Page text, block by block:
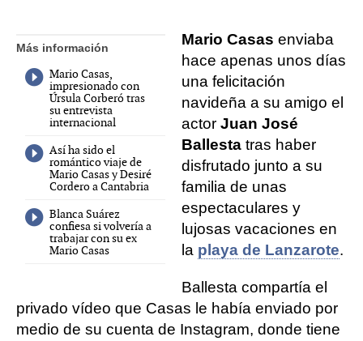
Más información
Mario Casas,
impresionado con
Úrsula Corberó tras
su entrevista
internacional
Así ha sido el
romántico viaje de
Mario Casas y Desiré
Cordero a Cantabria
Blanca Suárez
confiesa si volvería a
trabajar con su ex
Mario Casas
Mario Casas enviaba
hace apenas unos días
una felicitación
navideña a su amigo el
actor Juan José
Ballesta tras haber
disfrutado junto a su
familia de unas
espectaculares y
lujosas vacaciones en
la playa de Lanzarote.
Ballesta compartía el
privado vídeo que Casas le había enviado por
medio de su cuenta de Instagram, donde tiene